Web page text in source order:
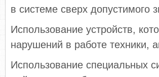
в системе сверх допустимого
Использование устройств,
нарушений в работе техники,
Использование специальных